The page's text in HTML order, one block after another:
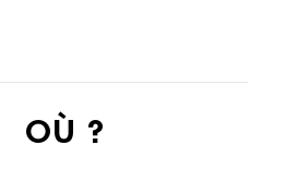
OÙ ?